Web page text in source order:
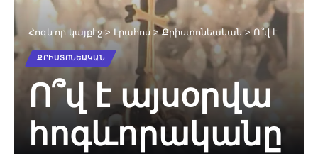
Հոգևոր կայքէջ> Լրահոս >Քրիստոնեական>Ո՞վ է այսօրվա հոգևորականը
ՔՐԻՍՏՈՆԵԱԿԱՆ
Ո՞վ է այսօրվա
հոգևորականը